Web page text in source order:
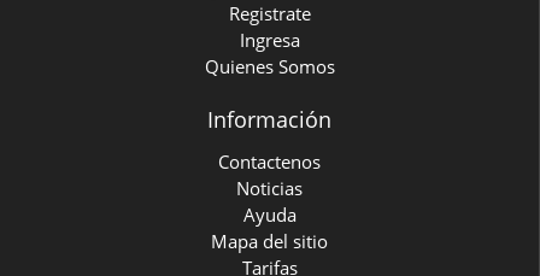
Registrate
Ingresa
Quienes Somos
Información
Contactenos
Noticias
Ayuda
Mapa del sitio
Tarifas